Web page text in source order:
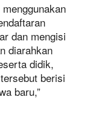
dan mengisi
diarahkan
didik,
berisi
baru,”